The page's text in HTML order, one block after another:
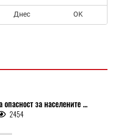
Днес OK
за населените ...
2454